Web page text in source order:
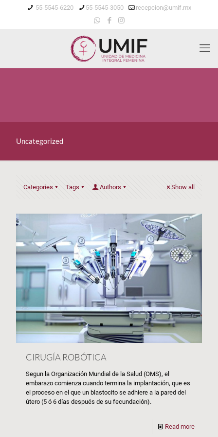
55-5545-6220 55-5545-3050 recepcion@umif.mx
Uncategorized
Categories Tags Authors Show all
CIRUGÍA ROBÓTICA
Segun la Organización Mundial de la Salud (OMS), el
embarazo comienza cuando termina la implantación, que es
el proceso en el que un blastocito se adhiere a la pared del
útero (5 ó 6 días después de su fecundación).
Read more